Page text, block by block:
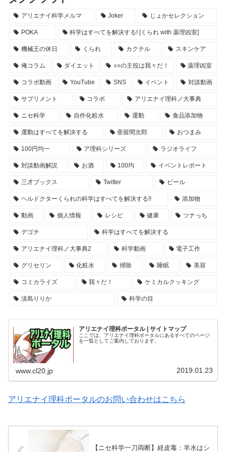
アリエナイ科学メルマ Joker じょかセレクション
POKA 科学はすべてを解決する! [くられ with 薬理凶室]
機械王の休日 くられ カクテル スキンケア
俺コラム ダイエット ○○の主役は我々だ！ 薬理凶室
コラボ動画 YouTube SNS イベント 対談動画
サプリメント コラボ アリエナイ理科ノ大事典
ニセ科学 自作化粧水 運動 食品添加物
運動はすべてを解決する 亜留間次郎 おつまみ
100円均一 ア理科シリーズ ラジオライフ
対談動画解説 お酒 100均 イベントレポート
三才ブックス Twitter ビール
ヘルドクターくられの科学はすべてを解決する!! 添加物
動画 個人情報 レシピ 健康 ツナっち
デゴチ 科学はすべてを解決する
アリエナイ理科ノ大事典2 科学動画 電子工作
グリセリン 化粧水 掃除 睡眠 美容
コミカライズ 我々だ！ ケミカルクッキング
淡島りりか 科学の目
アリエナイ理科ポータル | サイトマップ
ここでは、アリエナイ理科ポータルにあるすべてのページ
を一覧としてご案内しております。
www.cl20.jp 2019.01.23
アリエナイ理科ポータルのお問い合わせはこちら
【ニセ科学一刀両断】経皮毒：羊水はシ